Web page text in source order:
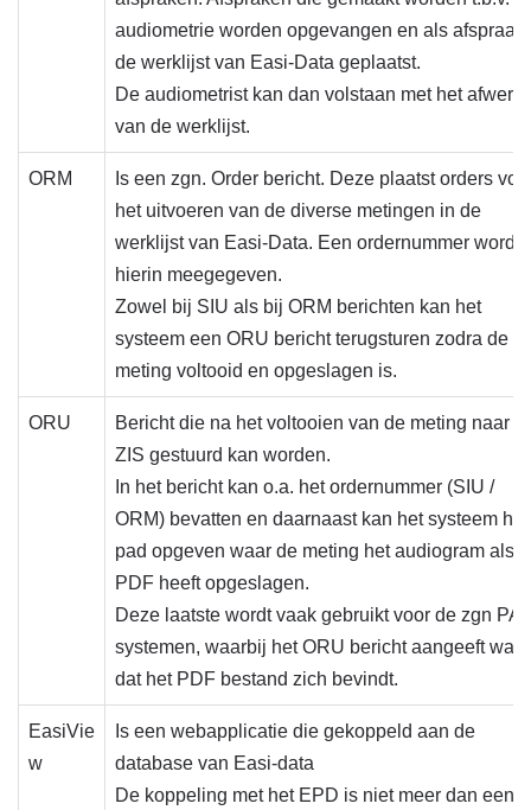
audiometrie worden opgevangen en als afspraak
de werklijst van Easi-Data geplaatst.
De audiometrist kan dan volstaan met het
van de werklijst.
ORM
Is een zgn. Order bericht. Deze plaatst orders
het uitvoeren van de diverse metingen in de
werklijst van Easi-Data. Een ordernummer wordt
hierin meegegeven.
Zowel bij SIU als bij ORM berichten kan het
systeem een ORU bericht terugsturen zodra de
meting voltooid en opgeslagen is.
ORU
Bericht die na het voltooien van de meting naar
ZIS gestuurd kan worden.
In het bericht kan o.a. het ordernummer (SIU /
ORM) bevatten en daarnaast kan het systeem het
pad opgeven waar de meting het audiogram als
PDF heeft opgeslagen.
Deze laatste wordt vaak gebruikt voor de zgn
systemen, waarbij het ORU bericht aangeeft waar
dat het PDF bestand zich bevindt.
EasiVie
w
Is een webapplicatie die gekoppeld aan de
database van Easi-data
De koppeling met het EPD is niet meer dan een